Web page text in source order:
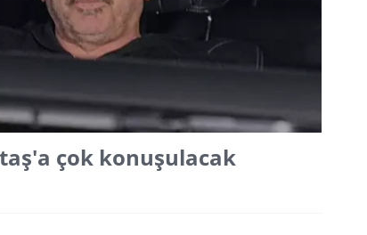
çok konuşulacak